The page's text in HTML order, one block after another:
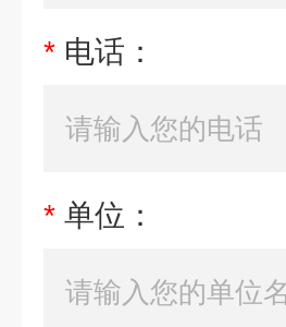
* 电话：
* 单位：